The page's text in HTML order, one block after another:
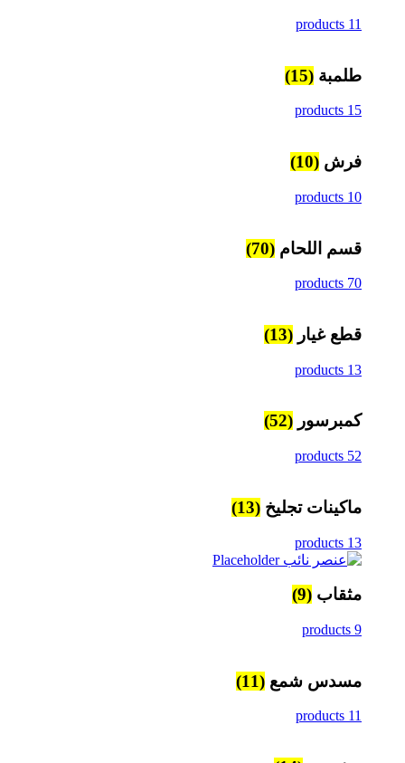
11 products
طلمبة (15)
15 products
فرش (10)
10 products
قسم اللحام (70)
70 products
قطع غيار (13)
13 products
كمبرسور (52)
52 products
ماكينات تجليخ (13)
13 products
مثقاب (9)
9 products
مسدس شمع (11)
11 products